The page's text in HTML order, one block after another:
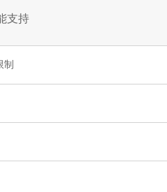
支持
制